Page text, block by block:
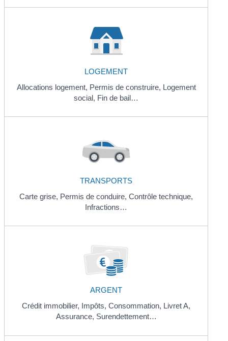
LOGEMENT
Allocations logement, Permis de construire, Logement
social, Fin de bail…
TRANSPORTS
Carte grise, Permis de conduire, Contrôle technique,
Infractions…
ARGENT
Crédit immobilier, Impôts, Consommation, Livret A,
Assurance, Surendettement…